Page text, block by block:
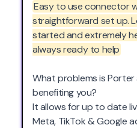
Easy to use connector
straightforward set up.
started and extremely
always ready to help
What problems is
benefiting you?
It allows for up to date
Meta, TikTok & Google